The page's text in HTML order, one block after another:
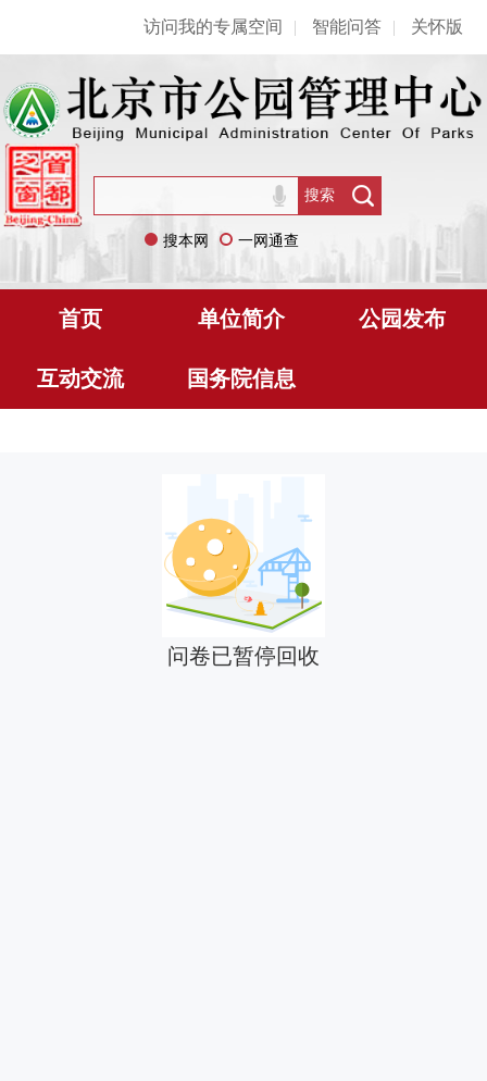
访问我的专属空间 | 智能问答 | 关怀版
搜本网 一网通查
首页 单位简介 公园发布
互动交流 国务院信息